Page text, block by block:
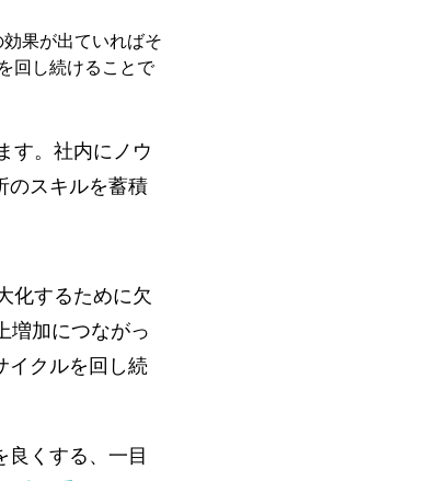
果が出ていればそ
回し続けることで
す。社内にノウ
のスキルを蓄積
化するために欠
増加につながっ
イクルを回し続
くする、一目